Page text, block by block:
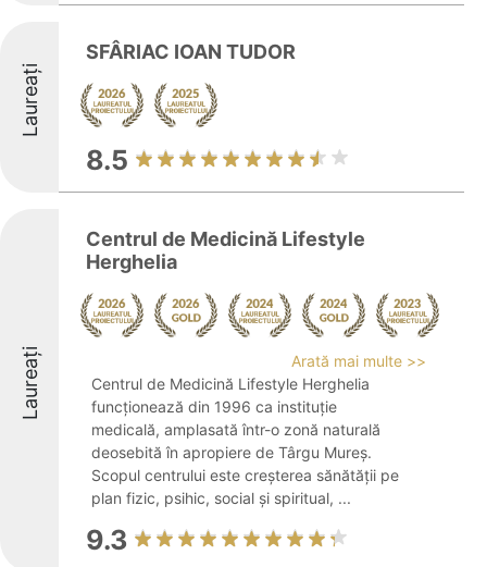
Laureați
SFÂRIAC IOAN TUDOR
8.5
Laureați
Centrul de Medicină Lifestyle
Herghelia
Arată mai multe >>
Centrul de Medicină Lifestyle Herghelia
funcționează din 1996 ca instituție
medicală, amplasată într-o zonă naturală
deosebită în apropiere de Târgu Mureș.
Scopul centrului este creșterea sănătății pe
plan fizic, psihic, social și spiritual, ...
9.3